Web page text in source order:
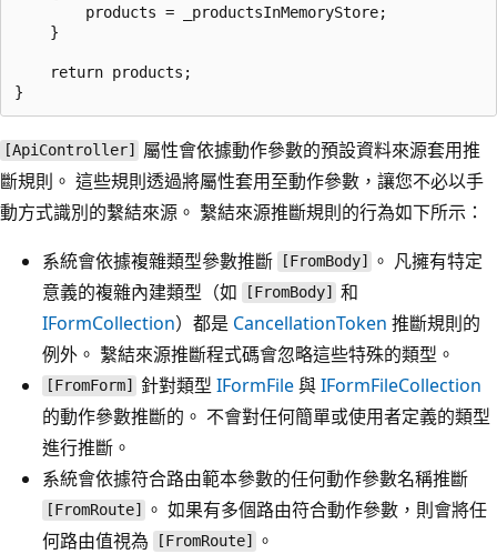
        products = _productsInMemoryStore;
    }
    return products;
[ApiController]
屬性會依據動作參數的預設資料來源套用推
斷規則。 這些規則透過將屬性套用至動作參數，讓您不必以手
動方式識別的繫結來源。 繫結來源推斷規則的行為如下所示：
系統會依據複雜類型參數推斷
[FromBody]
。 凡擁有特定
意義的複雜內建類型（如
[FromBody]
和
IFormCollection）都是 CancellationToken 推斷規則的
例外。 繫結來源推斷程式碼會忽略這些特殊的類型。
[FromForm] 針對類型IFormFile與IFormFileCollection
的動作參數推斷的。 不會對任何簡單或使用者定義的類型
進行推斷。
系統會依據符合路由範本參數的任何動作參數名稱推斷
[FromRoute]
。 如果有多個路由符合動作參數，則會將任
何路由值視為
[FromRoute]
。